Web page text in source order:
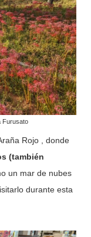
Furusato
Rojo , donde
(también
un mar de nubes
durante esta